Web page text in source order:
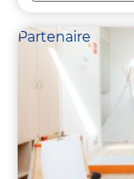
Partenaire